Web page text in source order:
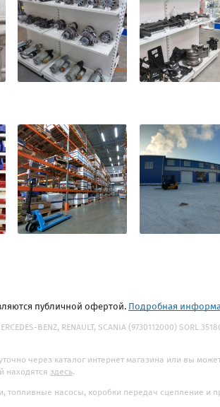
публичной офертой. Подробная
BENZ, RENAULT, SCANIA (9730112000) SORL
через каталог интернет магазина или вы
находятся здесь.
топливные насосы, коробки передач сцепление и